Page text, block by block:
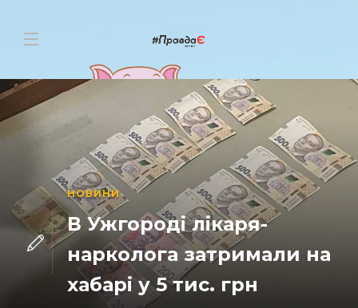
НОВИНИ
В Ужгороді лікаря-
нарколога затримали на
хабарі у 5 тис. грн